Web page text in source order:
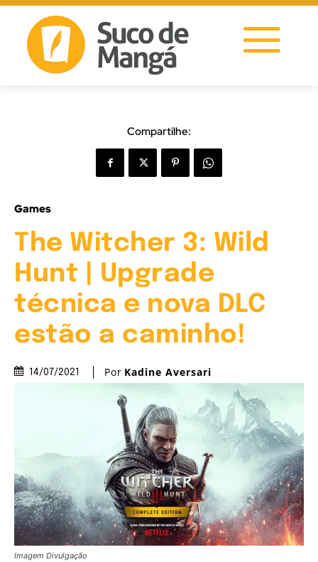
Compartilhe:
Games
The Witcher 3: Wild
Hunt | Upgrade
técnica e nova DLC
estão a caminho!
14/07/2021 Por Kadine Aversari
Imagem Divulgação